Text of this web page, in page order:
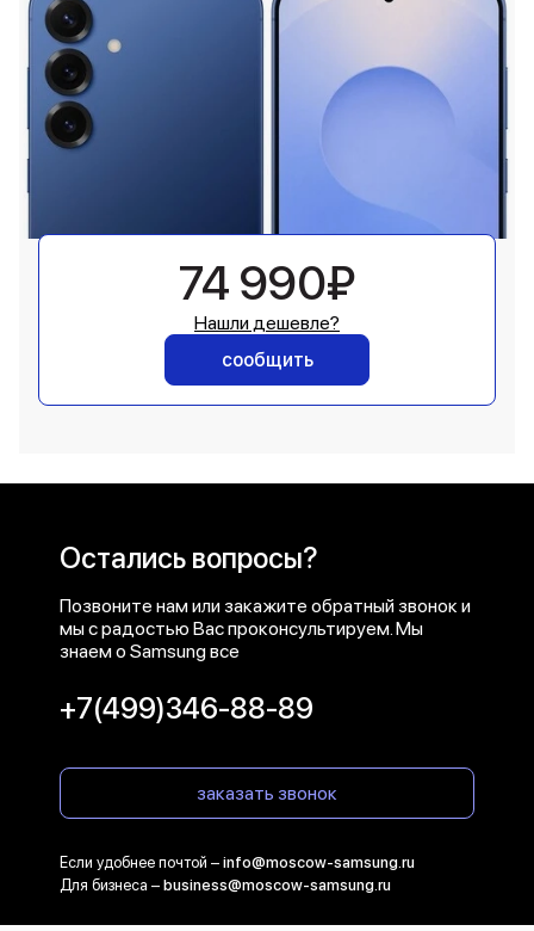
74 990₽
Нашли дешевле?
сообщить
Остались вопросы?
Позвоните нам или закажите обратный звонок и
мы с радостью Вас проконсультируем. Мы
знаем о Samsung все
+7(499)346-88-89
заказать звонок
Если удобнее почтой – info@moscow-samsung.ru
Для бизнеса – business@moscow-samsung.ru